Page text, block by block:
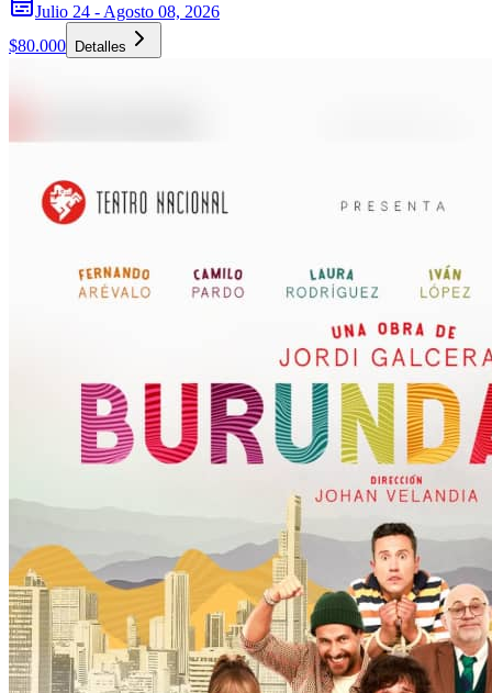
Julio 24 - Agosto 08, 2026
$80.000
Detalles